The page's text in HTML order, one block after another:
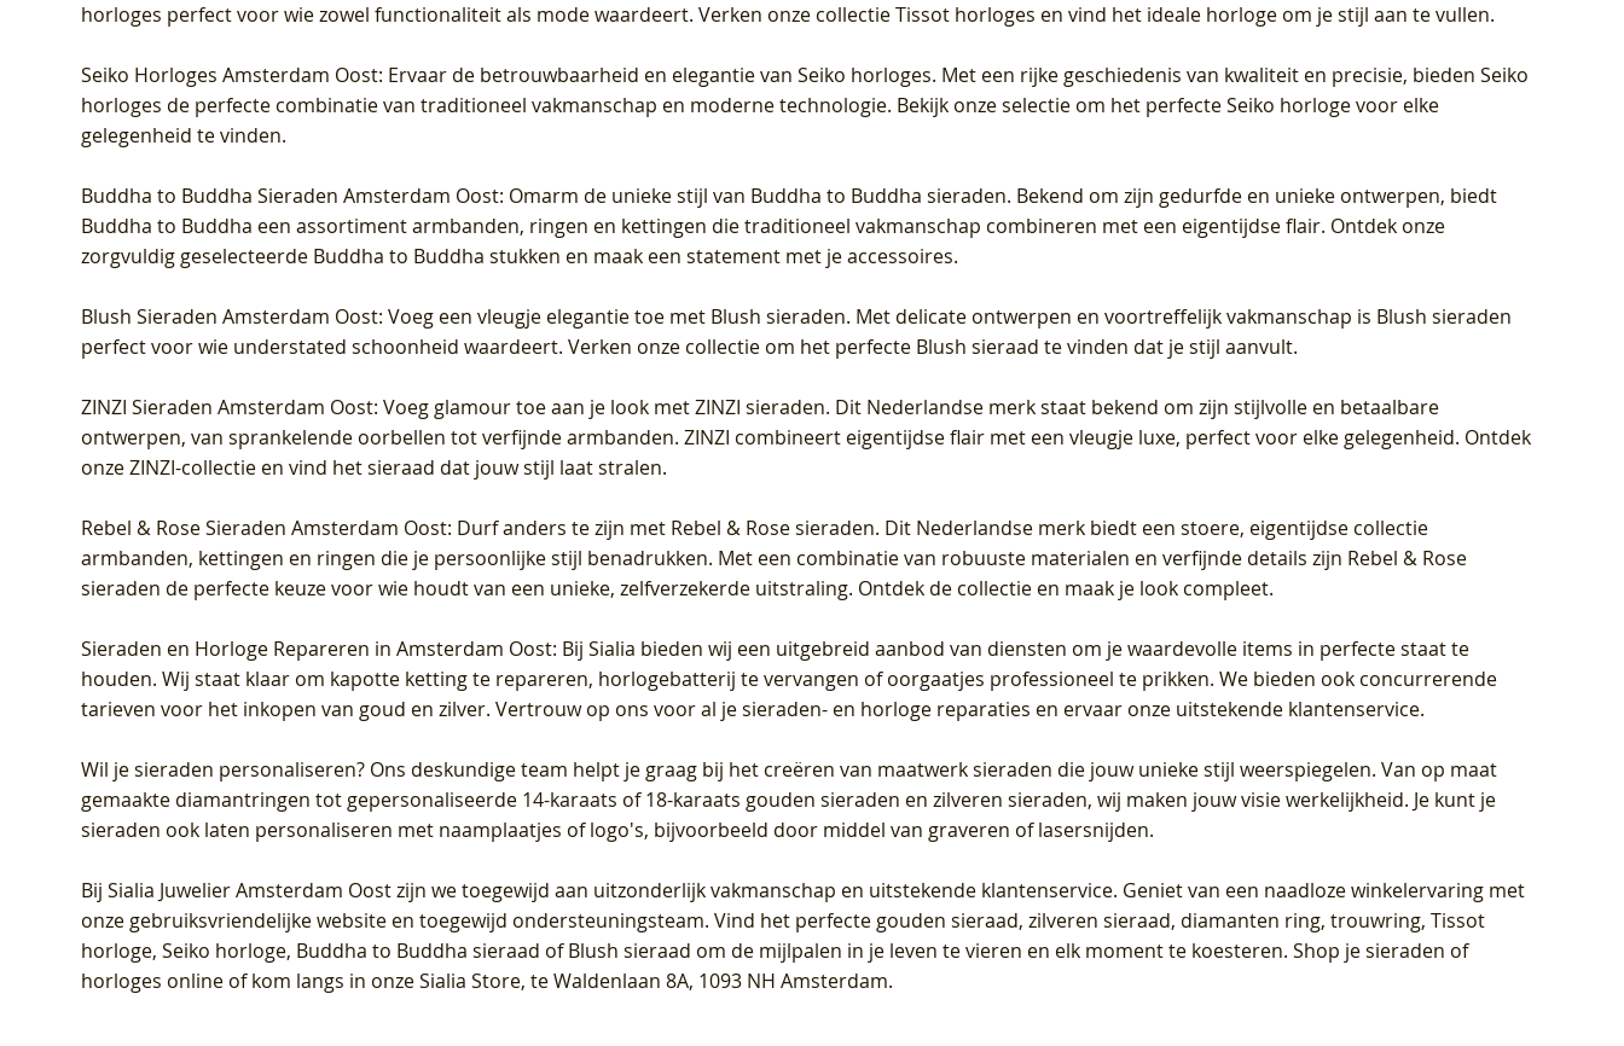
horloges perfect voor wie zowel functionaliteit als mode waardeert. Verken onze collectie Tissot horloges en vind het ideale horloge om je stijl aan te vullen.
Seiko Horloges Amsterdam Oost: Ervaar de betrouwbaarheid en elegantie van Seiko horloges. Met een rijke geschiedenis van kwaliteit en precisie, bieden Seiko
horloges de perfecte combinatie van traditioneel vakmanschap en moderne technologie. Bekijk onze selectie om het perfecte Seiko horloge voor elke
gelegenheid te vinden.
Buddha to Buddha Sieraden Amsterdam Oost: Omarm de unieke stijl van Buddha to Buddha sieraden. Bekend om zijn gedurfde en unieke ontwerpen, biedt
Buddha to Buddha een assortiment armbanden, ringen en kettingen die traditioneel vakmanschap combineren met een eigentijdse flair. Ontdek onze
zorgvuldig geselecteerde Buddha to Buddha stukken en maak een statement met je accessoires.
Blush Sieraden Amsterdam Oost: Voeg een vleugje elegantie toe met Blush sieraden. Met delicate ontwerpen en voortreffelijk vakmanschap is Blush sieraden
perfect voor wie understated schoonheid waardeert. Verken onze collectie om het perfecte Blush sieraad te vinden dat je stijl aanvult.
ZINZI Sieraden Amsterdam Oost: Voeg glamour toe aan je look met ZINZI sieraden. Dit Nederlandse merk staat bekend om zijn stijlvolle en betaalbare
ontwerpen, van sprankelende oorbellen tot verfijnde armbanden. ZINZI combineert eigentijdse flair met een vleugje luxe, perfect voor elke gelegenheid. Ontdek
onze ZINZI-collectie en vind het sieraad dat jouw stijl laat stralen.
Rebel & Rose Sieraden Amsterdam Oost: Durf anders te zijn met Rebel & Rose sieraden. Dit Nederlandse merk biedt een stoere, eigentijdse collectie
armbanden, kettingen en ringen die je persoonlijke stijl benadrukken. Met een combinatie van robuuste materialen en verfijnde details zijn Rebel & Rose
sieraden de perfecte keuze voor wie houdt van een unieke, zelfverzekerde uitstraling. Ontdek de collectie en maak je look compleet.
Sieraden en Horloge Repareren in Amsterdam Oost: Bij Sialia bieden wij een uitgebreid aanbod van diensten om je waardevolle items in perfecte staat te
houden. Wij staat klaar om kapotte ketting te repareren, horlogebatterij te vervangen of oorgaatjes professioneel te prikken. We bieden ook concurrerende
tarieven voor het inkopen van goud en zilver. Vertrouw op ons voor al je sieraden- en horloge reparaties en ervaar onze uitstekende klantenservice.
Wil je sieraden personaliseren? Ons deskundige team helpt je graag bij het creëren van maatwerk sieraden die jouw unieke stijl weerspiegelen. Van op maat
gemaakte diamantringen tot gepersonaliseerde 14-karaats of 18-karaats gouden sieraden en zilveren sieraden, wij maken jouw visie werkelijkheid. Je kunt je
sieraden ook laten personaliseren met naamplaatjes of logo's, bijvoorbeeld door middel van graveren of lasersnijden.
BijSialia Juwelier Amsterdam Oostzijn we toegewijd aan uitzonderlijk vakmanschap en uitstekende klantenservice. Geniet van een naadloze winkelervaring met
onze gebruiksvriendelijke website en toegewijd ondersteuningsteam. Vind het perfecte gouden sieraad, zilveren sieraad, diamanten ring, trouwring, Tissot
horloge, Seiko horloge, Buddha to Buddha sieraad of Blush sieraad om de mijlpalen in je leven te vieren en elk moment te koesteren. Shop je sieraden of
horloges online of kom langs in onze Sialia Store, te Waldenlaan 8A, 1093 NH Amsterdam.